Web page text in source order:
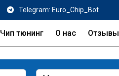
Telegram: Euro_Chip_Bot
Чип тюнинг О нас Отзывы